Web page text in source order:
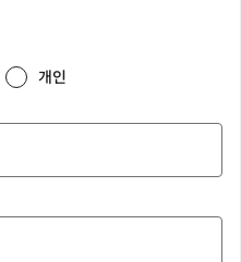
개인